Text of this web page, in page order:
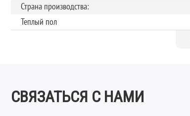
Страна производства:
Теплый пол
СВЯЗАТЬСЯ С НАМИ